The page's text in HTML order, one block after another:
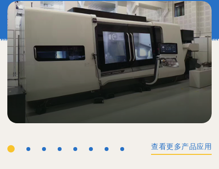
查看更多产品应用